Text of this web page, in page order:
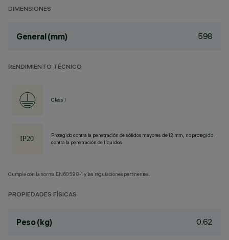
DIMENSIONES
General (mm) 598
RENDIMIENTO TÉCNICO
Class I
Protegido contra la penetración de sólidos mayores de 12 mm, no protegido
contra la penetración de líquidos.
Cumple con la norma EN60598-1 y las regulaciones pertinentes.
PROPIEDADES FÍSICAS
Peso (kg) 0.62